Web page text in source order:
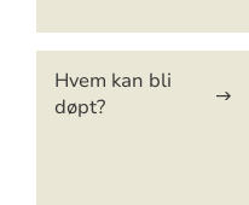
Hvem kan bli
døpt?